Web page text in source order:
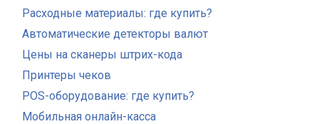
Расходные материалы: где купить?
Автоматические детекторы валют
Цены на сканеры штрих-кода
Принтеры чеков
POS-оборудование: где купить?
Мобильная онлайн-касса